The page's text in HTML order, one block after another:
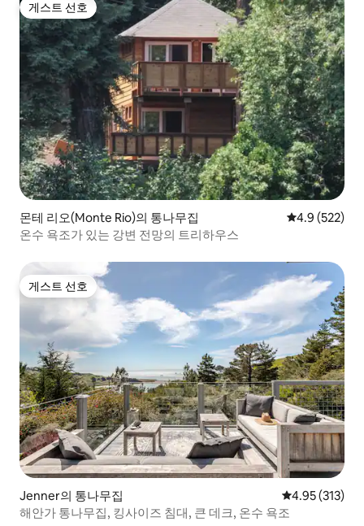
게스트 선호
게스트 선호
몬테 리오(Monte Rio)의 통나무집 평점 4.9점(5
4.9 (522)
온수 욕조가 있는 강변 전망의 트리하우스
게스트 선호
게스트 선호
Jenner의 통나무집 평점 4.95점(5
4.95 (313)
해안가 통나무집, 킹사이즈 침대, 큰 데크, 온수 욕조